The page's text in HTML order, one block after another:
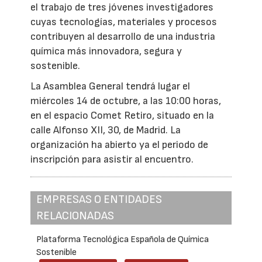
el trabajo de tres jóvenes investigadores
cuyas tecnologías, materiales y procesos
contribuyen al desarrollo de una industria
química más innovadora, segura y
sostenible.
La Asamblea General tendrá lugar el
miércoles 14 de octubre, a las 10:00 horas,
en el espacio Comet Retiro, situado en la
calle Alfonso XII, 30, de Madrid. La
organización ha abierto ya el periodo de
inscripción para asistir al encuentro.
EMPRESAS O ENTIDADES
RELACIONADAS
Plataforma Tecnológica Española de Química
Sostenible